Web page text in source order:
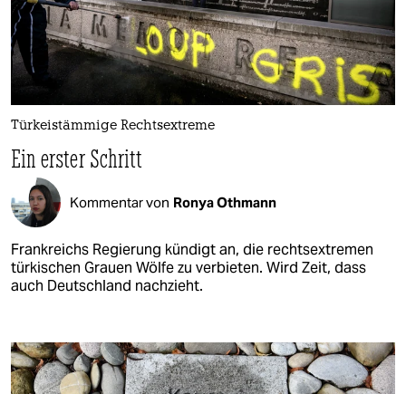
Türkeistämmige Rechtsextreme
Ein erster Schritt
Kommentar von Ronya Othmann
Frankreichs Regierung kündigt an, die rechtsextremen
türkischen Grauen Wölfe zu verbieten. Wird Zeit, dass
auch Deutschland nachzieht.